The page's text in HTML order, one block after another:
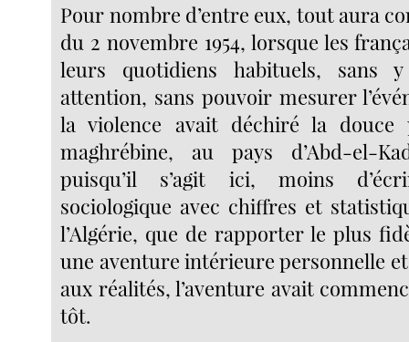
Pour nombre d’entre eux, tout aura
du 2 novembre 1954, lorsque les
leurs quotidiens habituels, sans
attention, sans pouvoir mesurer
la violence avait déchiré la
maghrébine, au pays d’Abd-el-
puisqu’il s’agit ici, moins
sociologique avec chiffres et
l’Algérie, que de rapporter le plus
une aventure intérieure personnelle
aux réalités, l’aventure avait
tôt.